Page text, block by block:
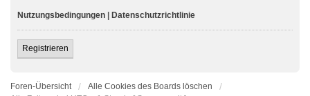
Nutzungsbedingungen Datenschutzrichtlinie
Registrieren
Foren-Übersicht
Alle Cookies des Boards löschen